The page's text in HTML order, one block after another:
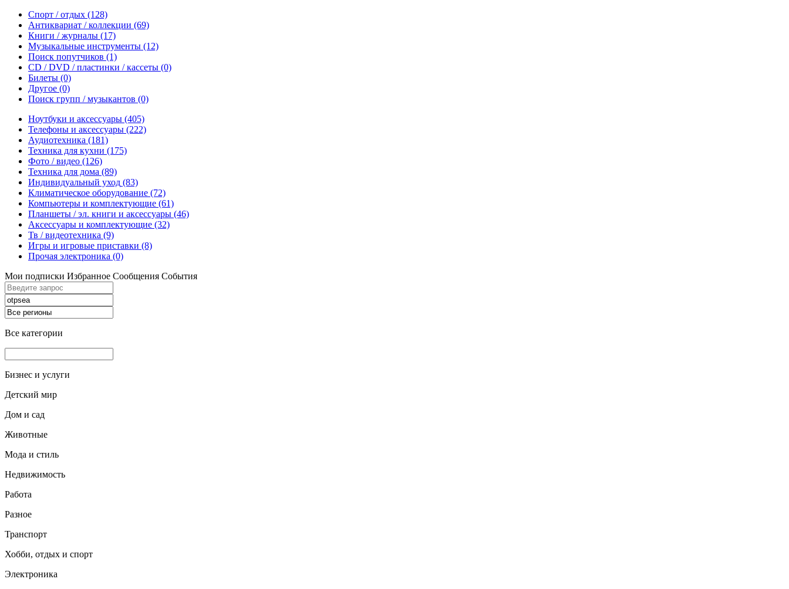
Спорт / отдых (128)
Антиквариат / коллекции (69)
Книги / журналы (17)
Музыкальные инструменты (12)
Поиск попутчиков (1)
CD / DVD / пластинки / кассеты (0)
Билеты (0)
Другое (0)
Поиск групп / музыкантов (0)
Ноутбуки и аксессуары (405)
Телефоны и аксессуары (222)
Аудиотехника (181)
Техника для кухни (175)
Фото / видео (126)
Техника для дома (89)
Индивидуальный уход (83)
Климатическое оборудование (72)
Компьютеры и комплектующие (61)
Планшеты / эл. книги и аксессуары (46)
Аксессуары и комплектующие (32)
Тв / видеотехника (9)
Игры и игровые приставки (8)
Прочая электроника (0)
Мои подписки Избранное Сообщения События
Все категории
Бизнес и услуги
Детский мир
Дом и сад
Животные
Мода и стиль
Недвижимость
Работа
Разное
Транспорт
Хобби, отдых и спорт
Электроника